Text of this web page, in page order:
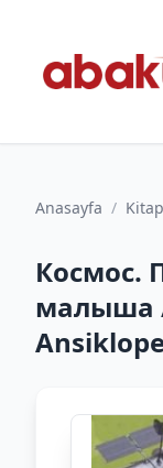
Anasayfa /
Космос.
малыша